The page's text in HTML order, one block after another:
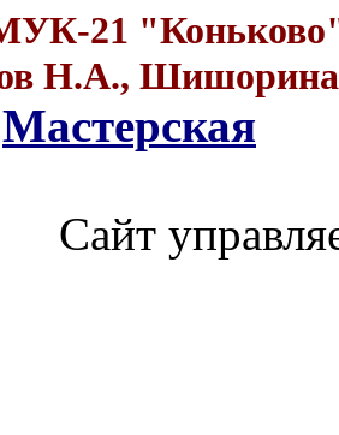
21
Н.А.,
Мастерская
Сайт